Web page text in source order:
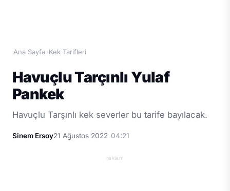
Ana Sayfa ›Kek Tarifleri
Havuçlu Tarçınlı Yulaf
Pankek
Havuçlu Tarşınlı kek severler bu tarife bayılacak.
Sinem Ersoy21 Ağustos 2022 04:21
reklam